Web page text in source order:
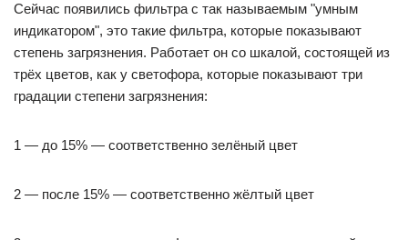
Сейчас появились фильтра с так называемым "умным
индикатором", это такие фильтра, которые показывают
степень загрязнения. Работает он со шкалой, состоящей из
трёх цветов, как у светофора, которые показывают три
градации степени загрязнения:
1 — до 15% — соответственно зелёный цвет
2 — после 15% — соответственно жёлтый цвет